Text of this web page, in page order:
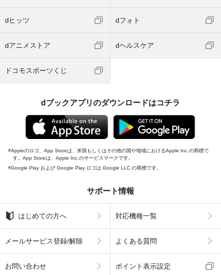
dヒッツ dフォト
dアニメストア dヘルスケア
ドコモスポーツくじ
dブックアプリのダウンロードはコチラ
Appleのロゴ、App Storeは、米国もしくはその他の国や地域におけるApple Inc.の商標で
す。App Storeは、Apple Inc.のサービスマークです。
Google Play および Google Play ロゴは Google LLC の商標です。
サポート情報
はじめての方へ 対応機種一覧
メールサービス登録/解除 よくある質問
お問い合わせ ポイント表示設定